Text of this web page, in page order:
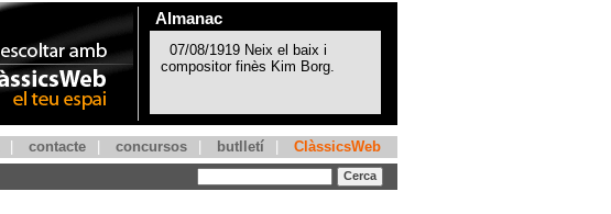
Almanac
contacte concursos butlletí
ClàssicsWeb